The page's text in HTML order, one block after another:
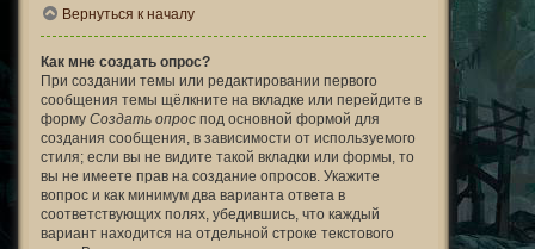
Вернуться к началу
Как мне создать опрос?
При создании темы или редактировании первого
сообщения темы щёлкните на вкладке или перейдите в
форму Создать опрос под основной формой для
создания сообщения, в зависимости от используемого
стиля; если вы не видите такой вкладки или формы, то
вы не имеете прав на создание опросов. Укажите
вопрос и как минимум два варианта ответа в
соответствующих полях, убедившись, что каждый
вариант находится на отдельной строке текстового